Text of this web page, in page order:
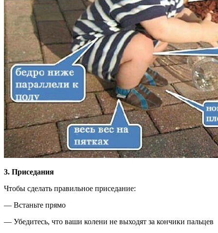
3. Приседания
Чтобы сделать правильное приседание:
— Встаньте прямо
— Убедитесь, что ваши колени не выходят за кончики пальцев